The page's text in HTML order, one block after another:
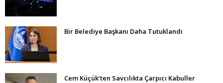
Bir Belediye Başkanı Daha Tutuklandı
Cem Küçük’ten Savcılıkta Çarpıcı Kabuller